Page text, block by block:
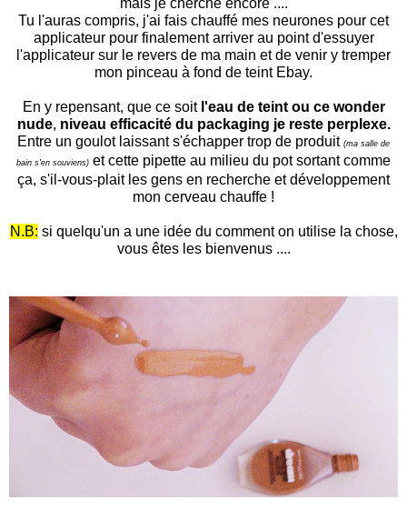
Tu l'auras compris, j'ai fais chauffé mes neurones pour cet
applicateur pour finalement arriver au point d'essuyer
l'applicateur sur le revers de ma main et de venir y tremper
mon pinceau à fond de teint Ebay.
En y repensant, que ce soit l'eau de teint ou ce wonder
nude, niveau efficacité du packaging je reste perplexe.
Entre un goulot laissant s'échapper trop de produit (ma salle de
bain s'en souviens) et cette pipette au milieu du pot sortant comme
ça, s'il-vous-plait les gens en recherche et développement
mon cerveau chauffe !
N.B: si quelqu'un a une idée du comment on utilise la chose,
vous êtes les bienvenus ....